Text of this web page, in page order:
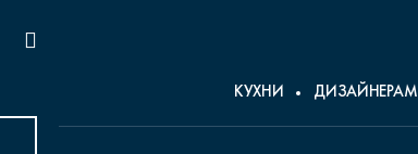
КУХНИ ДИЗАЙНЕРАМ